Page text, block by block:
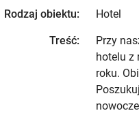
Rodzaj obiektu: Hotel
Treść:
Przy
hotelu z
roku.